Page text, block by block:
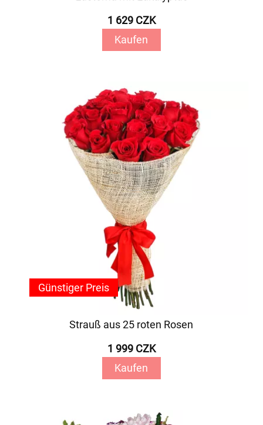
1 629 CZK
Kaufen
Strauß aus 25 roten Rosen
1 999 CZK
Kaufen
Günstiger Preis